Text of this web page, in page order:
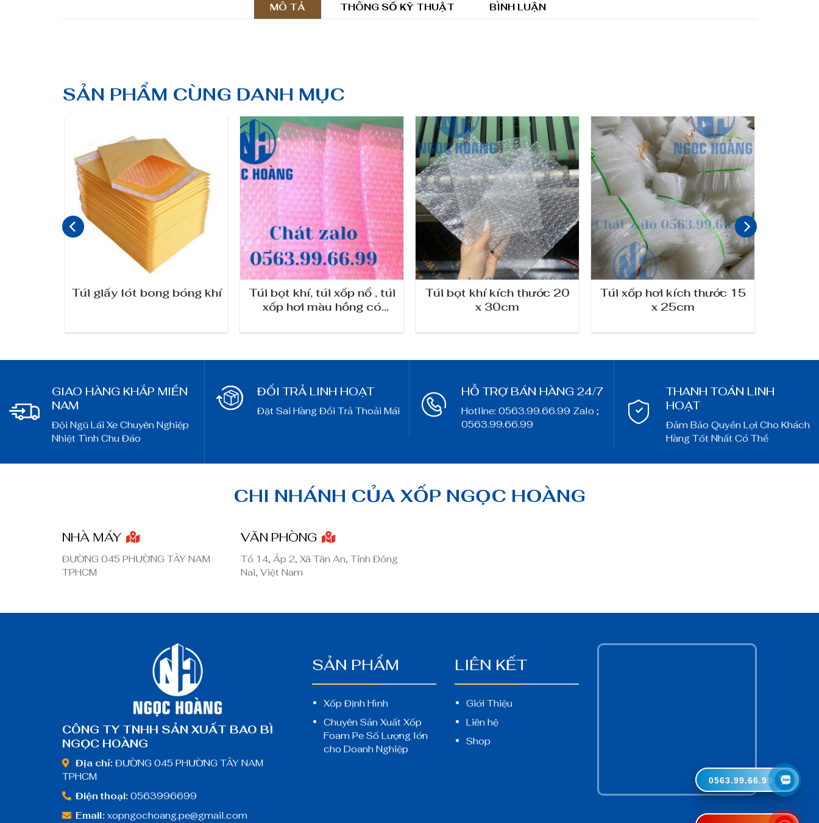
MÔ TẢ THÔNG SỐ KỸ THUẬT BÌNH LUẬN
SẢN PHẨM CÙNG DANH MỤC
Túi giấy lót bong bóng khí
Túi bọt khí, túi xốp nổ , túi
xốp hơi màu hồng có
Túi bọt khí kích thước 20
x 30cm
Túi xốp hơi kích thước 15
x 25cm
GIAO HÀNG KHẮP MIỀN
NAM
Đội Ngũ Lái Xe Chuyên Nghiệp
Nhiệt Tình Chu Đáo
ĐỔI TRẢ LINH HOẠT
Đặt Sai Hàng Đổi Trả Thoải Mái
HỖ TRỢ BÁN HÀNG 24/7
Hotline: 0563.99.66.99 Zalo ;
0563.99.66.99
THANH TOÁN LINH
HOẠT
Đảm Bảo Quyền Lợi Cho Khách
Hàng Tốt Nhất Có Thể
CHI NHÁNH CỦA XỐP NGỌC HOÀNG
NHÀ MÁY
ĐƯỜNG 045 PHƯỜNG TÂY NAM
TPHCM
VĂN PHÒNG
Tổ 14, Ấp 2, Xã Tân An, Tỉnh Đồng
Nai, Việt Nam
CÔNG TY TNHH SẢN XUẤT BAO BÌ
NGỌC HOÀNG
Địa chỉ: ĐƯỜNG 045 PHƯỜNG TÂY NAM
TPHCM
Điện thoại: 0563996699
Email: xopngochoang.pe@gmail.com
SẢN PHẨM
Xốp Định Hình
Chuyên Sản Xuất Xốp
Foam Pe Số Lượng lớn
cho Doanh Nghiệp
LIÊN KẾT
Giới Thiệu
Liên hệ
Shop
0563.99.66.99